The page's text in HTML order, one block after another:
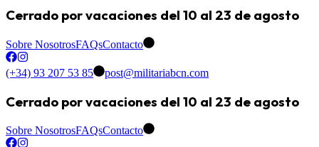
Cerrado por vacaciones del 10 al 23 de agosto
Sobre NosotrosFAQsContacto
(+34) 93 207 53 85 post@militariabcn.com
Cerrado por vacaciones del 10 al 23 de agosto
Sobre NosotrosFAQsContacto